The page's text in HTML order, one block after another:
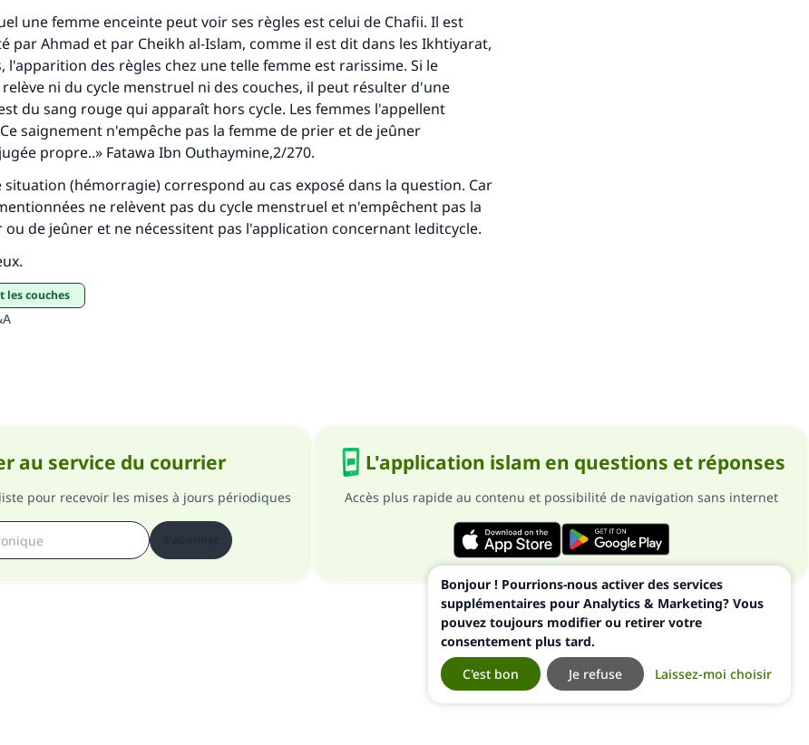
une femme enceinte peut voir ses règles est celui de Chafii. Il est
par Ahmad et par Cheikh al-Islam, comme il est dit dans les Ikhtiyarat,
l'apparition des règles chez une telle femme est rarissime. Si le
ni du cycle menstruel ni des couches, il peut résulter d'une
du sang rouge qui apparaît hors cycle. Les femmes l'appellent
saignement n'empêche pas la femme de prier et de jeûner
propre..» Fatawa Ibn Outhaymine,2/270.
situation (hémorragie) correspond au cas exposé dans la question. Car
ne relèvent pas du cycle menstruel et n'empêchent pas la
de jeûner et ne nécessitent pas l'application concernant leditcycle.
les couches
au service du courrier
pour recevoir les mises à jours périodiques
L'application islam en questions et réponses
Accès plus rapide au contenu et possibilité de navigation sans internet
Soutenez IslamQA
Bonjour ! Pourrions-nous activer des services
supplémentaires pour Analytics & Marketing? Vous
pouvez toujours modifier ou retirer votre
consentement plus tard.
Laissez-moi choisir
Je refuse
C'est bon